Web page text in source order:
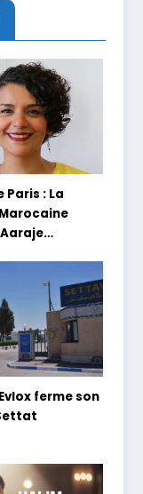
Paris : La
ferme son